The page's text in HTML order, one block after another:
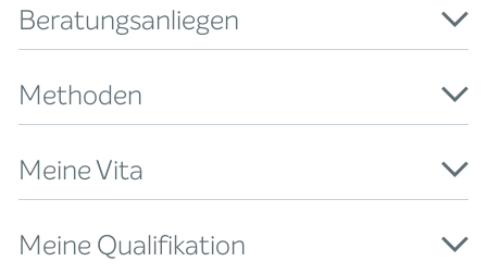
Beratungsanliegen
Methoden
Meine Vita
Meine Qualifikation